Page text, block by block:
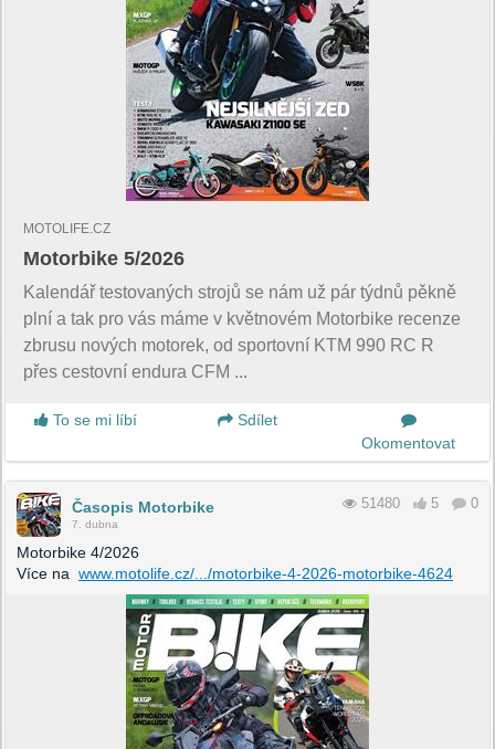
MOTOLIFE.CZ
Motorbike 5/2026
Kalendář testovaných strojů se nám už pár týdnů pěkně
plní a tak pro vás máme v květnovém Motorbike recenze
zbrusu nových motorek, od sportovní KTM 990 RC R
přes cestovní endura CFM ...
To se mi líbí
Sdílet
Okomentovat
Časopis Motorbike
7. dubna
51480 5 0
Motorbike 4/2026
Více na www.motolife.cz/.../motorbike-4-2026-motorbike-4624